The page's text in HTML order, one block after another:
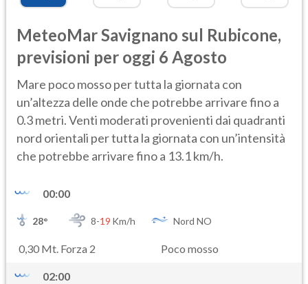
MeteoMarSavignano sul Rubicone,
previsioni per oggi 6 Agosto
Mare poco mosso per tutta la giornata con
un’altezza delle onde che potrebbe arrivare fino a
0.3 metri. Venti moderati provenienti dai quadranti
nord orientali per tutta la giornata con un’intensità
che potrebbe arrivare fino a 13.1 km/h.
00:00
28° 8-19 Km/h Nord NO
0,30 Mt. Forza 2 Poco mosso
02:00